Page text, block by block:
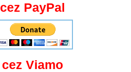
cez PayPal
cez Viamo